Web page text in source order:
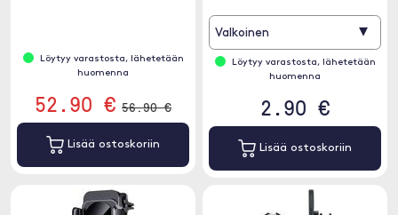
Löytyy varastosta, lähetetään
huomenna
52.90 € 56.90 €
Lisää ostoskoriin
Valkoinen ▾
Löytyy varastosta, lähetetään
huomenna
2.90 €
Lisää ostoskoriin